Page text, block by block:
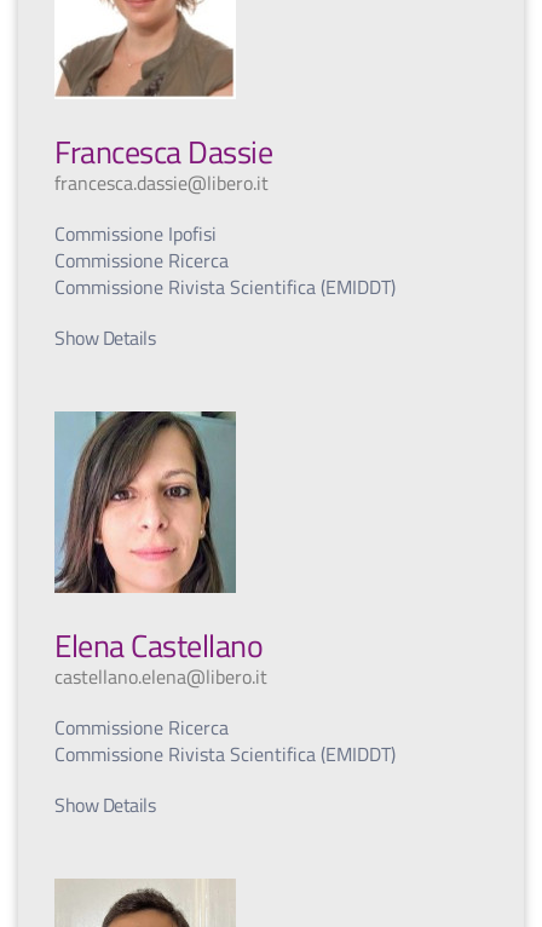
Francesca Dassie
francesca.dassie@libero.it
Commissione Ipofisi
Commissione Ricerca
Commissione Rivista Scientifica (EMIDDT)
Show Details
Elena Castellano
castellano.elena@libero.it
Commissione Ricerca
Commissione Rivista Scientifica (EMIDDT)
Show Details